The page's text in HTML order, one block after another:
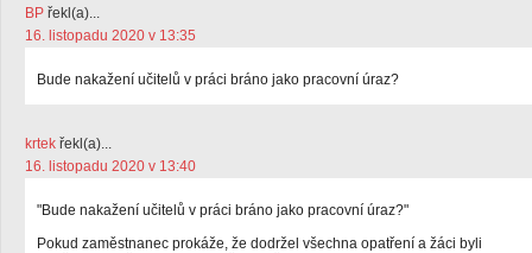
BP řekl(a)...
16. listopadu 2020 v 13:35
Bude nakažení učitelů v práci bráno jako pracovní úraz?
krtek řekl(a)...
16. listopadu 2020 v 13:40
"Bude nakažení učitelů v práci bráno jako pracovní úraz?"
Pokud zaměstnanec prokáže, že dodržel všechna opatření a žáci byli